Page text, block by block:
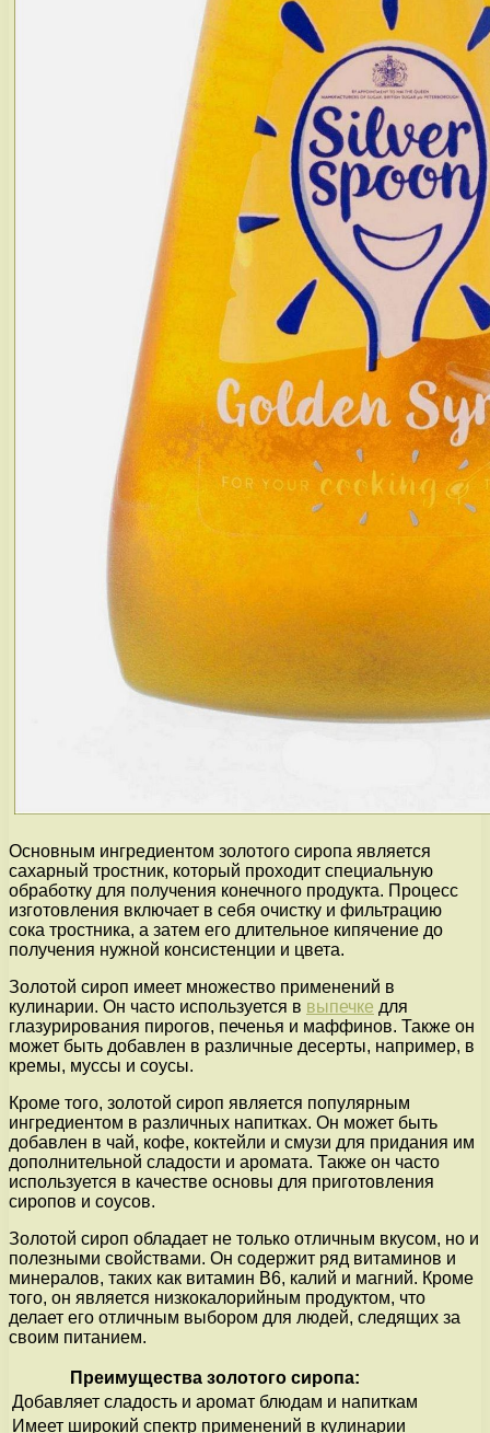
Основным ингредиентом золотого сиропа является
сахарный тростник, который проходит специальную
обработку для получения конечного продукта. Процесс
изготовления включает в себя очистку и фильтрацию
сока тростника, а затем его длительное кипячение до
получения нужной консистенции и цвета.
Золотой сироп имеет множество применений в
кулинарии. Он часто используется в выпечке для
глазурирования пирогов, печенья и маффинов. Также он
может быть добавлен в различные десерты, например, в
кремы, муссы и соусы.
Кроме того, золотой сироп является популярным
ингредиентом в различных напитках. Он может быть
добавлен в чай, кофе, коктейли и смузи для придания им
дополнительной сладости и аромата. Также он часто
используется в качестве основы для приготовления
сиропов и соусов.
Золотой сироп обладает не только отличным вкусом, но и
полезными свойствами. Он содержит ряд витаминов и
минералов, таких как витамин В6, калий и магний. Кроме
того, он является низкокалорийным продуктом, что
делает его отличным выбором для людей, следящих за
своим питанием.
Преимущества золотого сиропа:
Добавляет сладость и аромат блюдам и напиткам
Имеет широкий спектр применений в кулинарии